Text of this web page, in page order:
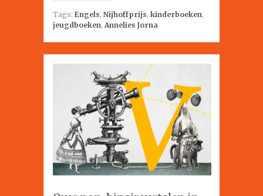
Tags: Engels, Nijhoffprijs, kinderboeken,
jeugdboeken, Annelies Jorna